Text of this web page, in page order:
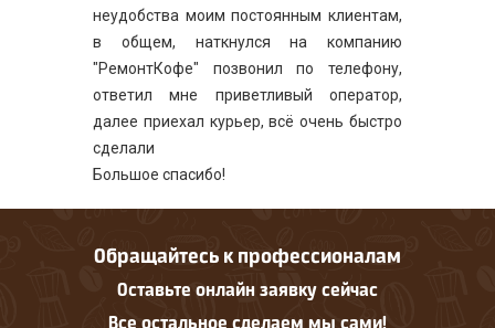
неудобства моим постоянным клиентам,
в общем, наткнулся на компанию
"РемонтКофе" позвонил по телефону,
ответил мне приветливый оператор,
далее приехал курьер, всё очень быстро
сделали
Большое спасибо!
Обращайтесь к профессионалам
Оставьте онлайн заявку сейчас
Все остальное сделаем мы сами!